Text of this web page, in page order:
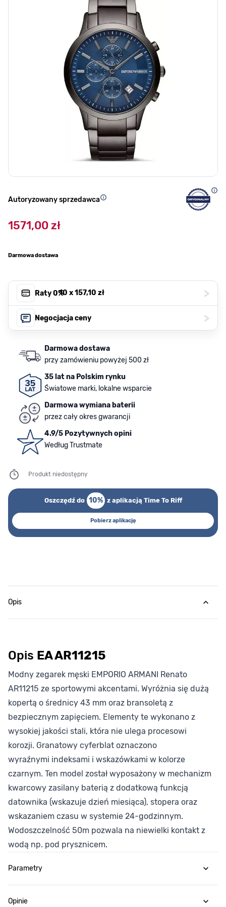
Autoryzowany sprzedawca
1571,00 zł
Darmowa dostawa
Raty 0%, 10 x157,10 zł >
Negocjacja ceny >
Darmowa dostawa
przy zamówieniu powyżej 500 zł
35 lat na Polskim rynku
Światowe marki, lokalne wsparcie
Darmowa wymiana baterii
przez cały okres gwarancji
4.9/5 Pozytywnych opini
Według Trustmate
Produkt niedostępny
Oszczędź do 10% z aplikacją Time To Riff
Pobierz aplikację
Opis
Opis EA AR11215
Modny zegarek męski EMPORIO ARMANI Renato
AR11215 ze sportowymi akcentami. Wyróżnia się dużą
kopertą o średnicy 43 mm oraz bransoletą z
bezpiecznym zapięciem. Elementy te wykonano z
wysokiej jakości stali, która nie ulega procesowi
korozji. Granatowy cyferblat oznaczono
wyraźnymi indeksami i wskazówkami w kolorze
czarnym. Ten model został wyposażony w mechanizm
kwarcowy zasilany baterią z dodatkową funkcją
datownika (wskazuje dzień miesiąca), stopera oraz
wskazaniem czasu w systemie 24-godzinnym.
Wodoszczelność 50m pozwala na niewielki kontakt z
wodą np. pod prysznicem.
Parametry
Opinie